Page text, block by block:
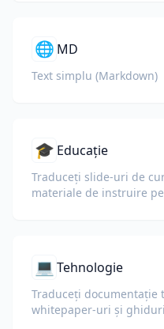
🌐 MD
Text simplu (Markdown)
🎓 Educație
Traduceți slide-uri de
materiale de instruire
💻 Tehnologie
Traduceți documentație
whitepaper-uri și